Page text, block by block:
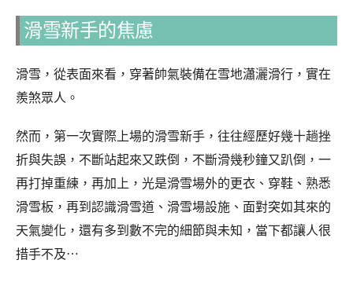
滑雪新手的焦慮
滑雪，從表面來看，穿著帥氣裝備在雪地瀟灑滑行，實在
羨煞眾人。
然而，第一次實際上場的滑雪新手，往往經歷好幾十趟挫
折與失誤，不斷站起來又跌倒，不斷滑幾秒鐘又趴倒，一
再打掉重練，再加上，光是滑雪場外的更衣、穿鞋、熟悉
滑雪板，再到認識滑雪道、滑雪場設施、面對突如其來的
天氣變化，還有多到數不完的細節與未知，當下都讓人很
措手不及⋯